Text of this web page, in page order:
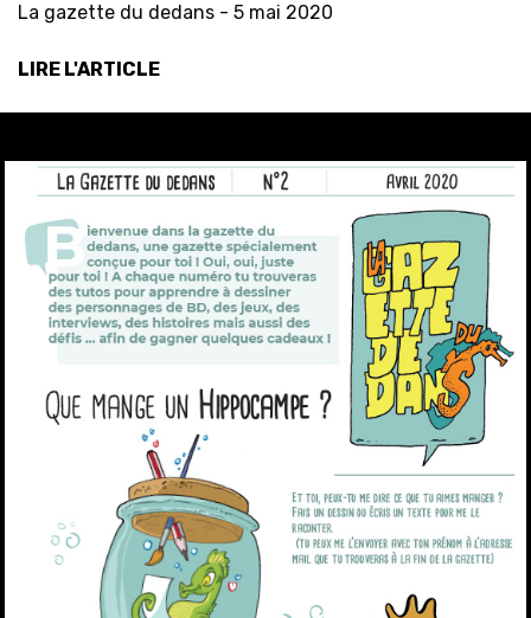
La gazette du dedans - 5 mai 2020
LIRE L'ARTICLE